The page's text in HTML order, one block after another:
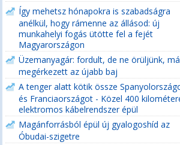
Így mehetsz hónapokra is szabadságra
anélkül, hogy rámenne az állásod: új
munkahelyi fogás ütötte fel a fejét
Magyarországon
Üzemanyagár: fordult, de ne örüljünk,
megérkezett az újabb baj
A tenger alatt kötik össze
és Franciaországot - Közel 400
elektromos kábelrendszer épül
Magánforrásból épül új gyalogoshíd az
Óbudai-szigetre